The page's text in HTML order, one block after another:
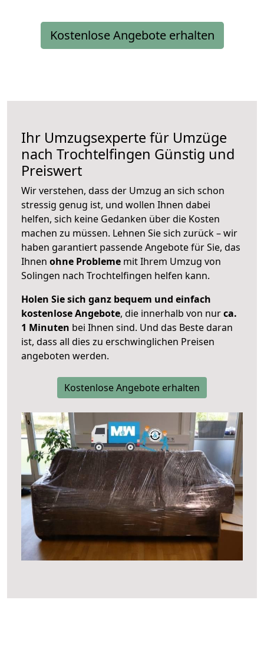
Kostenlose Angebote erhalten
Ihr Umzugsexperte für Umzüge
nach Trochtelfingen Günstig und
Preiswert
Wir verstehen, dass der Umzug an sich schon
stressig genug ist, und wollen Ihnen dabei
helfen, sich keine Gedanken über die Kosten
machen zu müssen. Lehnen Sie sich zurück – wir
haben garantiert passende Angebote für Sie, das
Ihnen ohne Probleme mit Ihrem Umzug von
Solingen nach Trochtelfingen helfen kann.
Holen Sie sich ganz bequem und einfach
kostenlose Angebote, die innerhalb von nurca.
1 Minuten bei Ihnen sind. Und das Beste daran
ist, dass all dies zu erschwinglichen Preisen
angeboten werden.
Kostenlose Angebote erhalten